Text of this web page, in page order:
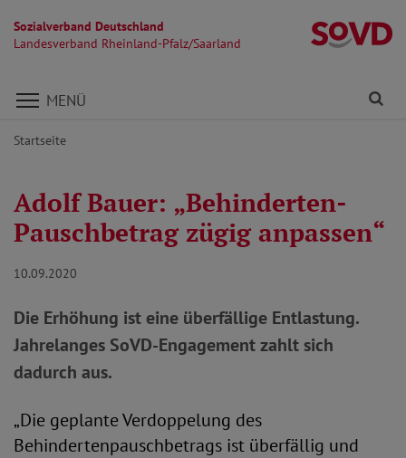
Sozialverband Deutschland
Landesverband Rheinland-Pfalz/Saarland
Direkt zu den Inhalten springen
MENÜ
Startseite
Adolf Bauer: „Behinderten-
Pauschbetrag zügig anpassen“
10.09.2020
Die Erhöhung ist eine überfällige Entlastung.
Jahrelanges SoVD-Engagement zahlt sich
dadurch aus.
„Die geplante Verdoppelung des
Behindertenpauschbetrags ist überfällig und